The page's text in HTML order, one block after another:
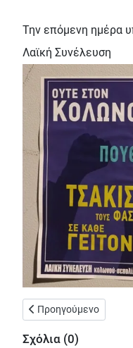
Την επόμενη ημέρα
Λαϊκή Συνέλευση
Προηγούμενο άρθρο:
Προηγούμενο
Σχόλια (0)